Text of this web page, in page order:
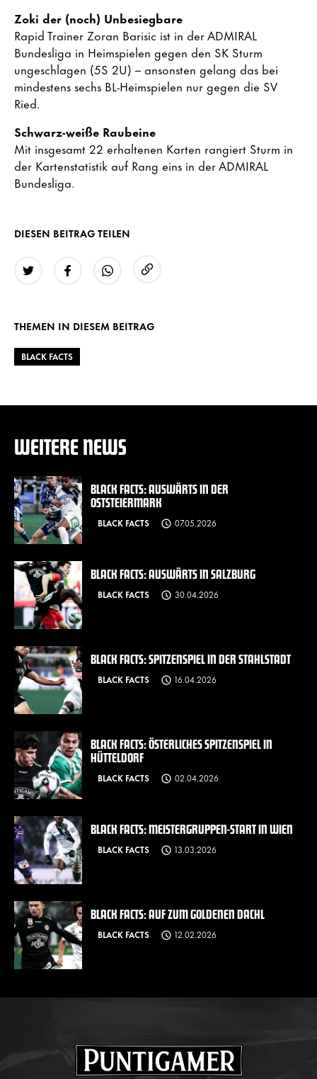
Zoki der (noch) Unbesiegbare
Rapid Trainer Zoran Barisic ist in der ADMIRAL
Bundesliga in Heimspielen gegen den SK Sturm
ungeschlagen (5S 2U) – ansonsten gelang das bei
mindestens sechs BL-Heimspielen nur gegen die SV
Ried.
Schwarz-weiße Raubeine
Mit insgesamt 22 erhaltenen Karten rangiert Sturm in
der Kartenstatistik auf Rang eins in der ADMIRAL
Bundesliga.
DIESEN BEITRAG TEILEN
THEMEN IN DIESEM BEITRAG
BLACK FACTS
WEITERE NEWS
BLACK FACTS: AUSWÄRTS IN DER
OSTSTEIERMARK
BLACK FACTS 07.05.2026
BLACK FACTS: AUSWÄRTS IN SALZBURG
BLACK FACTS 30.04.2026
BLACK FACTS: SPITZENSPIEL IN DER STAHLSTADT
BLACK FACTS 16.04.2026
BLACK FACTS: ÖSTERLICHES SPITZENSPIEL IN
HÜTTELDORF
BLACK FACTS 02.04.2026
BLACK FACTS: MEISTERGRUPPEN-START IN WIEN
BLACK FACTS 13.03.2026
BLACK FACTS: AUF ZUM GOLDENEN DACHL
BLACK FACTS 12.02.2026